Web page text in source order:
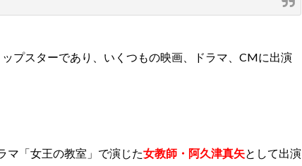
プスターであり、いくつもの映画、ドラマ、CMに出演
マ「女王の教室」で演じた女教師・阿久津真矢として出演